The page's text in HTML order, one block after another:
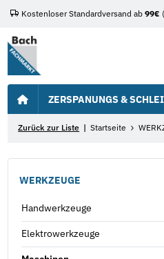
Kostenloser Standardversand ab 99€
ZERSPANUNGS &
Zurück zur Liste Startseite
WERKZEUGE
Handwerkzeuge
Elektrowerkzeuge